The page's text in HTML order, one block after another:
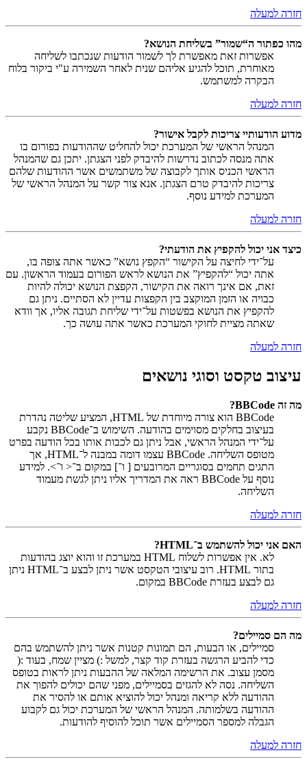
חזרה למעלה
מהו כפתור ה“שמור” בשליחת הנושא?
אפשרות זאת מאפשרת לך לשמור הודעות שנכתבו לשליחה
מאוחרת, תוכל להגיע אליהם שנית לאחר השמירה ע"י ביקור בלוח
הבקרה למשתמש.
חזרה למעלה
מדוע הודעותיי צריכות לקבל אישור?
המנהל הראשי של המערכת יכול להחליט שההודעות בפורום בו
אתה מנסה לכתוב נדרשות להיבדק לפני הצגתן. יתכן גם שהמנהל
הראשי הכניס אותך לקבוצה של משתמשים אשר ההודעות שלהם
צריכות להיבדק טרם הצגתן. אנא צור קשר על המנהל הראשי של
המערכת למידע נוסף.
חזרה למעלה
כיצד אני יכול להקפיץ את הודעתי?
על־ידי לחיצה על הקישור “הקפץ נושא” כאשר אתה צופה בו,
אתה יכול “להקפיץ” את הנושא לראש הפורום בעמוד הראשון. עם
זאת, אם אינך רואה את הקישור, הקפצת הנושא יכולה להיות
כבויה או הזמן המוקצב בין הקפצות עדיין לא הסתיים. ניתן גם
להקפיץ את הנושא בפשטות על־ידי שליחת תגובה אליו, אך וודא
שאתה מציית לחוקי המערכת כאשר אתה עושה כך.
חזרה למעלה
עיצוב טקסט וסוגי נושאים
מה זה BBCode?
BBCode הוא צורה מיוחדת של HTML, המציע שליטה נהדרת
בעיצוב בחלקים מסוימים בהודעה. השימוש ב־BBCode נקבע
על־ידי המנהל הראשי, אבל ניתן גם לכבות אותו בכל הודעה בפרט
מטופס השליחה. BBCode עצמו דומה במבנה ל־HTML, אך
התגים תחמים בסוגריים המרובעים [ ו־] במקום ב־< ו־>. למידע
נוסף על BBCode ראה את המדריך אליו ניתן לגשת מעמוד
השליחה.
חזרה למעלה
האם אני יכול להשתמש ב־HTML?
לא. אין אפשרות לשלוח HTML במערכת זו והוא יוצג בהודעות
בתור HTML. רוב עיצובי הטקסט אשר ניתן לבצע ב־HTML ניתן
גם לבצע בעזרת BBCode במקום.
חזרה למעלה
מה הם סמיילים?
סמיילים, או הבעות, הם תמונות קטנות אשר ניתן להשתמש בהם
כדי להביע הרגשה בעזרת קוד קצר, למשל :) מציין שמח, בעוד :(
מסמן עצוב. את הרשימה המלאה של ההבעות ניתן לראות בטופס
השליחה. נסה לא להגזים בסמיילים, מפני שהם יכולים להפוך את
ההודעה ללא קריאה ומנהל יכול להוציא אותם או להסיר את
ההודעה בשלמותה. המנהל הראשי של המערכת יכול גם לקבוע
הגבלה למספר הסמיילים אשר תוכל להוסיף להודעות.
חזרה למעלה